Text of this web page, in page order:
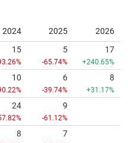
2024 2025
2026
15 5
-65.74%
17
+240.65%
10 6
-39.74%
8
+31.17%
24 9
-61.12%
8 7